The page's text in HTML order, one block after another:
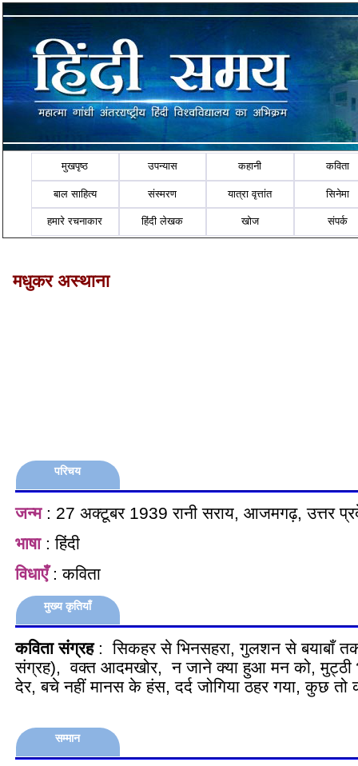
मुखपृष्ठ उपन्यास कहानी कविता
बाल साहित्य संस्मरण यात्रा वृत्तांत सिनेमा
हमारे रचनाकार हिंदी लेखक खोज संपर्क
मधुकर अस्थाना
परिचय
जन्म: 27 अक्टूबर 1939 रानी सराय, आजमगढ़, उत्तर
भाषा: हिंदी
विधाएँ: कविता
मुख्य कृतियाँ
कविता संग्रह: सिकहर से भिनसहरा, गुलशन से बयाबाँ तक
संग्रह), वक्त आदमखोर, न जाने क्या हुआ मन को, मुट्ठी
देर, बचे नहीं मानस के हंस, दर्द जोगिया ठहर गया, कुछ तो
सम्मान